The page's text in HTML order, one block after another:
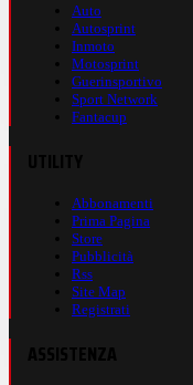
Auto
Autosprint
Inmoto
Motosprint
Guerinsportivo
Sport Network
Fantacup
Abbonamenti
Prima Pagina
Store
Pubblicità
Rss
Site Map
Registrati